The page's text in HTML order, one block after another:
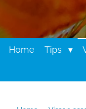
Home Tips